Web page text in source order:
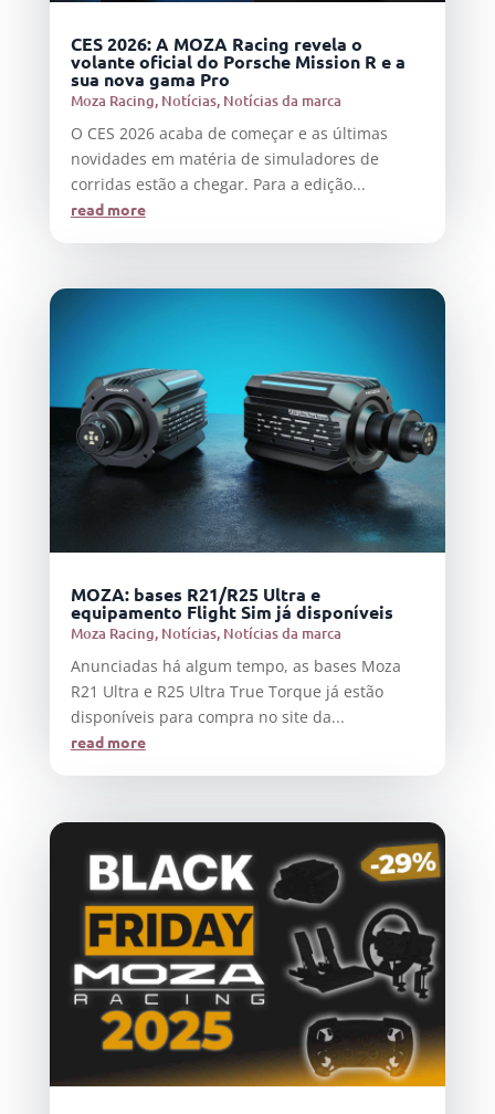
CES 2026: A MOZA Racing revela o
volante oficial do Porsche Mission R e a
sua nova gama Pro
Moza Racing, Notícias, Notícias da marca
O CES 2026 acaba de começar e as últimas
novidades em matéria de simuladores de
corridas estão a chegar. Para a edição...
read more
MOZA: bases R21/R25 Ultra e
equipamento Flight Sim já disponíveis
Moza Racing, Notícias, Notícias da marca
Anunciadas há algum tempo, as bases Moza
R21 Ultra e R25 Ultra True Torque já estão
disponíveis para compra no site da...
read more